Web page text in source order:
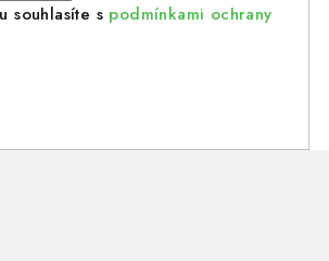
souhlasíte s podmínkami ochrany